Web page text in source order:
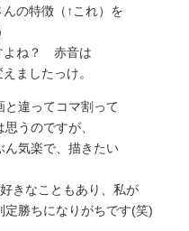
の特徴（↑これ）を
よね？ 赤音は
ましたっけ。
違ってコマ割って
うのですが、
ん気楽で、描きたい
きなこともあり、私が
勝ちになりがちです(笑)